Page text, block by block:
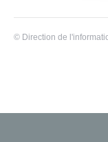
© Direction de